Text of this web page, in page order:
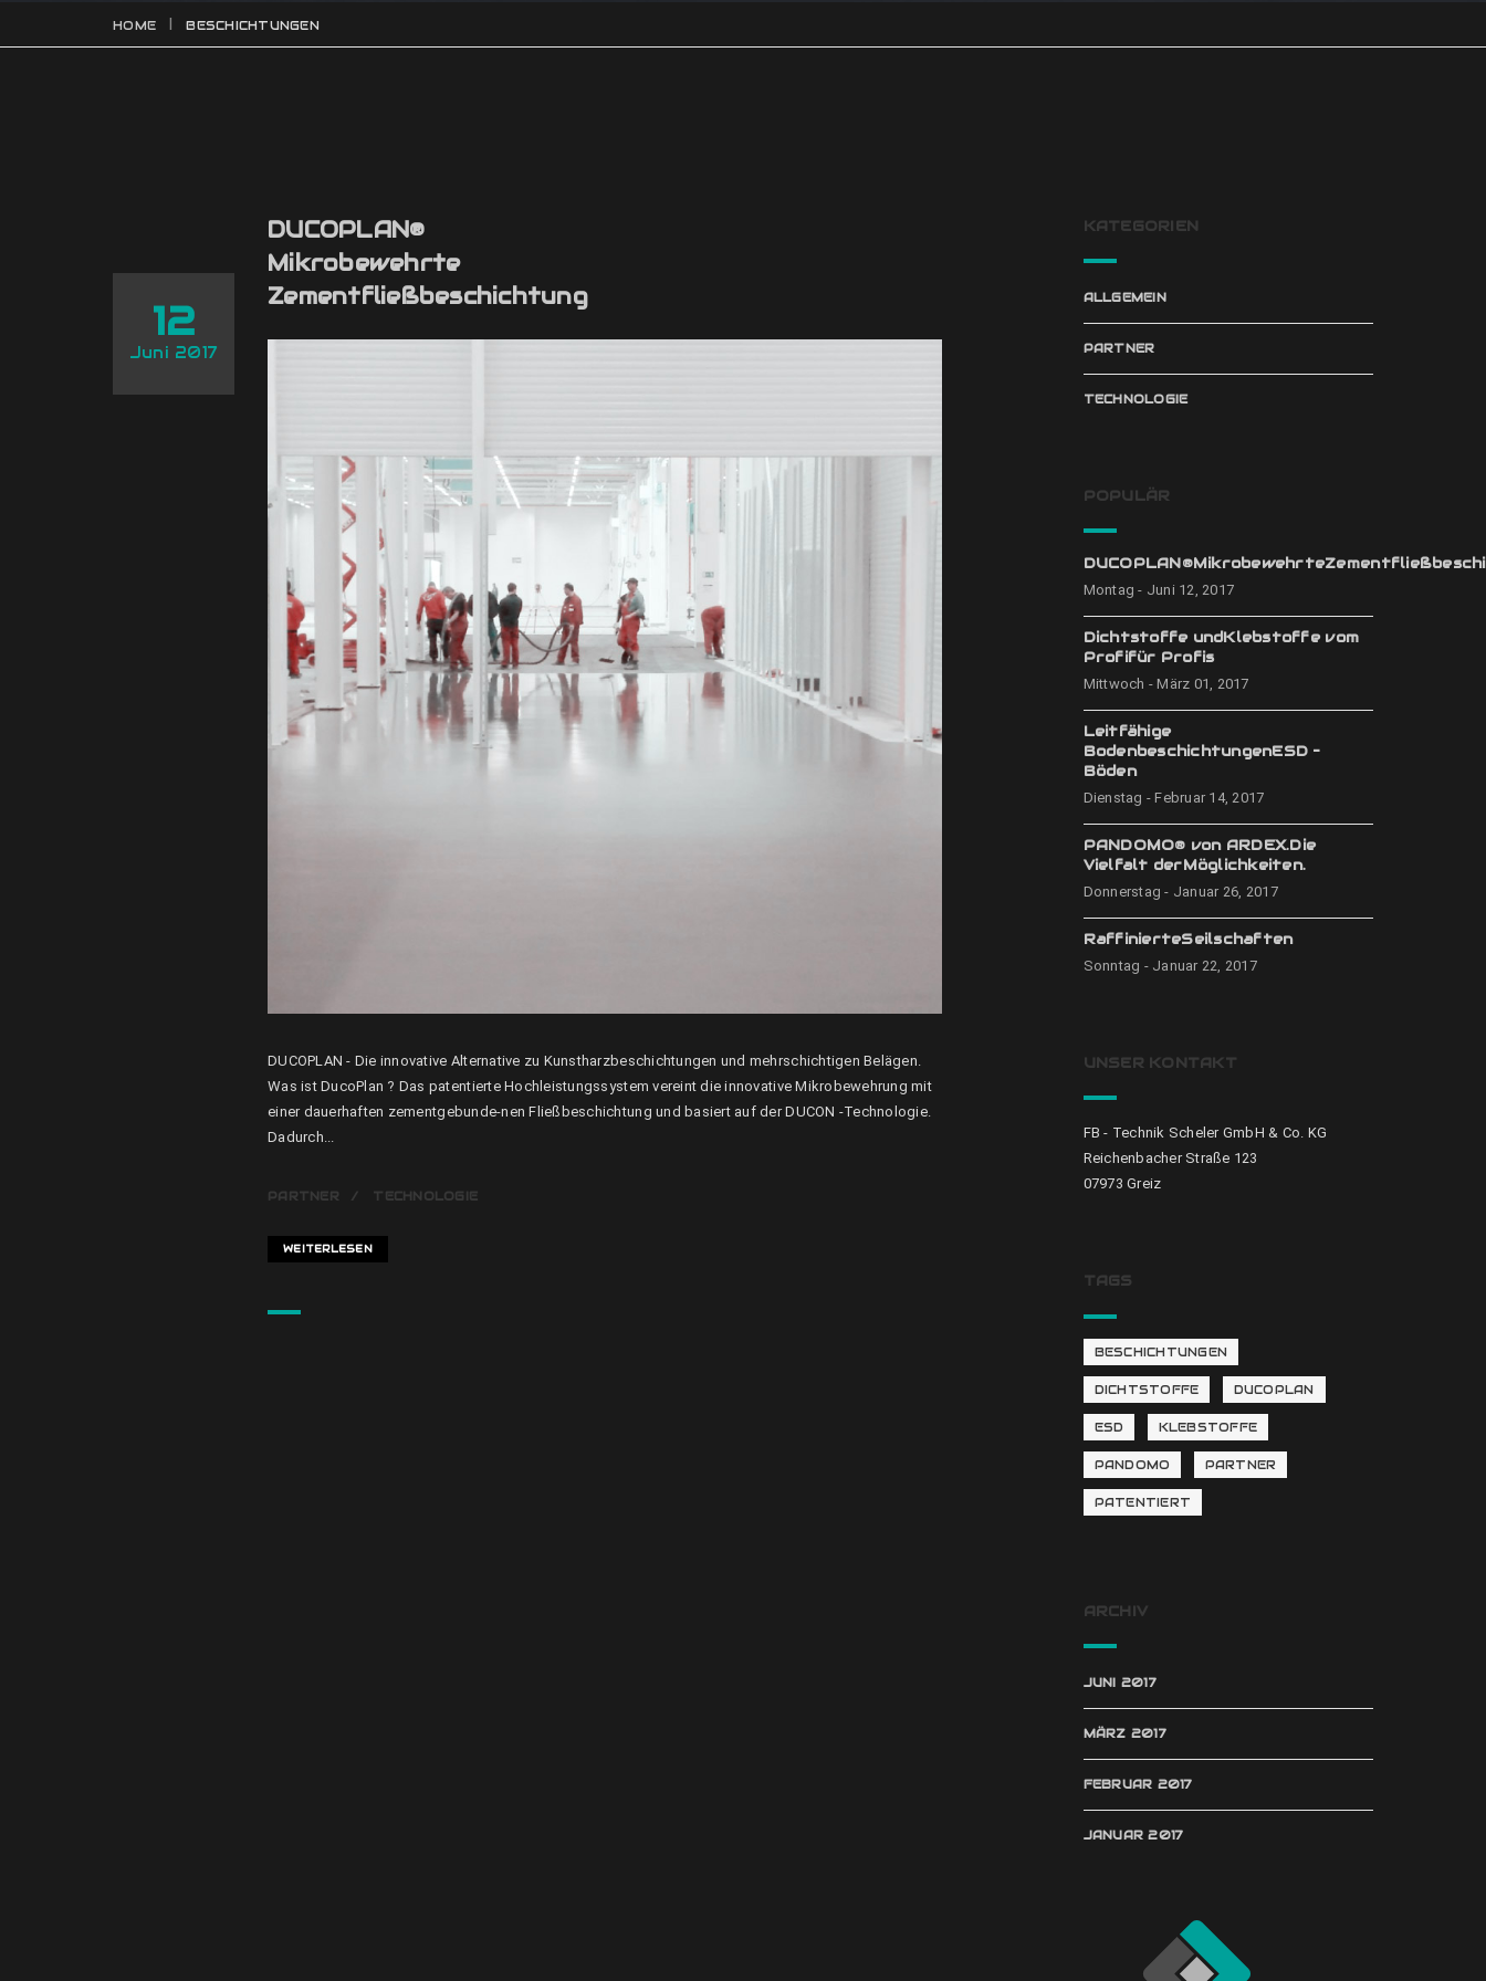
HOME BESCHICHTUNGEN
12
Juni 2017
DUCOPLAN®
Mikrobewehrte
Zementfließbeschichtung
DUCOPLAN - Die innovative Alternative zu Kunstharzbeschichtungen und mehrschichtigen Belägen.
Was ist DucoPlan ? Das patentierte Hochleistungssystem vereint die innovative Mikrobewehrung mit
einer dauerhaften zementgebunde-nen Fließbeschichtung und basiert auf der DUCON -Technologie.
Dadurch...
PARTNER TECHNOLOGIE
WEITERLESEN
KATEGORIEN
ALLGEMEIN
PARTNER
TECHNOLOGIE
POPULÄR
Montag - Juni 12, 2017
Dichtstoffe undKlebstoffe vom
Profifür Profis
Mittwoch - März 01, 2017
Leitfähige
BodenbeschichtungenESD –
Böden
Dienstag - Februar 14, 2017
PANDOMO® von ARDEX.Die
Vielfalt derMöglichkeiten.
Donnerstag - Januar 26, 2017
RaffinierteSeilschaften
Sonntag - Januar 22, 2017
UNSER KONTAKT
FB - Technik Scheler GmbH & Co. KG
Reichenbacher Straße 123
07973 Greiz
TAGS
BESCHICHTUNGEN
DICHTSTOFFE DUCOPLAN
ESD KLEBSTOFFE
PANDOMO PARTNER
PATENTIERT
ARCHIV
JUNI 2017
MÄRZ 2017
FEBRUAR 2017
JANUAR 2017